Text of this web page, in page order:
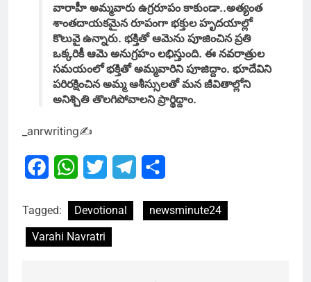
వారాహీ అమ్మవారు ఉగ్రరూపం కాకుండా..అత్యంత
శాంతదాయకమైన రూపంగా భక్తుల హృదయాల్లో
కొలువై ఉన్నారు. భక్తితో ఆమెను పూజించిన ప్రతి
ఒక్కరికీ ఆమె అనుగ్రహం లభిస్తుంది. ఈ నవరాత్రుల
సమయంలో భక్తితో అమ్మవారిని పూజిద్దాం. భూదేవిని
పరిరక్షించిన అమ్మ ఆశీస్సులతో మన జీవితాల్లోని
అనిశ్చితి తొలగిపోవాలని ప్రార్థిద్దాం.
_anrwriting✍
FacebookWhatsApp
Twitter Telegram
Tagged: Devotional
newsminute24
Varahi Navratri